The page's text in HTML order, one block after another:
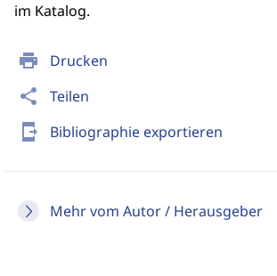
print Drucken
share Teilen
send_to_mobile Bibliographie exportieren
Mehr vom Autor / Herausgeber
im Katalog.